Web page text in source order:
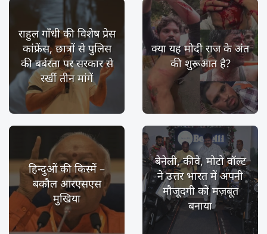
राहुल गाँधी की विशेष प्रेस
कांफ्रेंस, छात्रों से पुलिस
की बर्बरता पर सरकार से
रखीं तीन मांगें
क्या यह मोदी राज के अंत
की शुरूआत है?
हिन्दुओं की किस्में –
बकौल आरएसएस
मुखिया
बेनेली, कीवे, मोटो वॉल्ट
ने उत्तर भारत में अपनी
मौजूदगी को मज़बूत
बनाया